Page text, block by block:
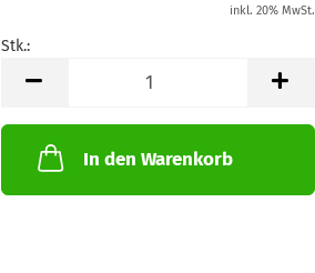
inkl. 20% MwSt.
Stk.:
In den Warenkorb